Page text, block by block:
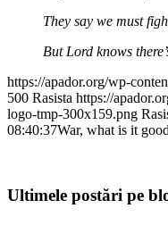
They say we must
But Lord knows
https://apador.org/wp-
500 Rasista https://
logo-tmp-300x159.png
08:40:37War, what is it
Ultimele postări pe